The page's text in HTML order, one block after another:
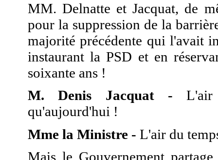
MM. Delnatte et Jacquat, de
pour la suppression de la
majorité précédente qui l'avait
instaurant la PSD et en
soixante ans !
M. Denis Jacquat - L'air
qu'aujourd'hui !
Mme la Ministre - L'air du
Mais le Gouvernement